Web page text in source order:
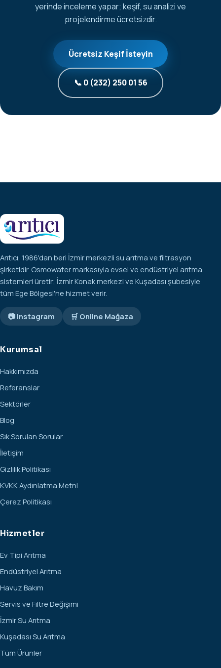
yerinde inceleme yapar; keşif, su analizi ve
projelendirme ücretsizdir.
Ücretsiz Keşif İsteyin
📞 0 (232) 250 01 56
Arıtıcı, 1986'dan beri İzmir merkezli su arıtma ve filtrasyon
şirketidir. Osmowater markasıyla evsel ve endüstriyel arıtma
sistemleri üretir; İzmir Konak merkezi ve Kuşadası şubesiyle
tüm Ege Bölgesi'ne hizmet verir.
📷 Instagram 🛒 Online Mağaza
Kurumsal
Hakkımızda
Referanslar
Sektörler
Blog
Sık Sorulan Sorular
İletişim
Gizlilik Politikası
KVKK Aydınlatma Metni
Çerez Politikası
Hizmetler
Ev Tipi Arıtma
Endüstriyel Arıtma
Havuz Bakım
Servis ve Filtre Değişimi
İzmir Su Arıtma
Kuşadası Su Arıtma
Tüm Ürünler